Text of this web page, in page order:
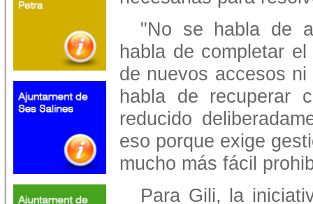
"No se habla de
habla de completar
de nuevos accesos
habla de recuperar
reducido
eso porque exige
mucho más fácil
Para Gili, la